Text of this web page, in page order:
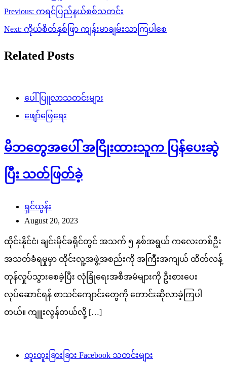
Post
navigation
Previous: ကရင်ပြည်နယ်စစ်သတင်း
Next: ကိုယ်စိတ်နှစ်ဖြာ ကျန်းမာချမ်းသာကြပါစေ
Related Posts
ပေါ်ပြူလာသတင်းများ
ဖျော်ဖြေရေး
မိဘတွေအပေါ် အငြိုးထားသူက ပြန်ပေးဆွဲ
ပြီး သတ်ဖြတ်ခဲ့
ရှင်ယွန်း
August 20, 2023
ထိုင်းနိုင်ငံ၊ ချင်းမိုင်ခရိုင်တွင် အသက် ၅ နှစ်အရွယ် ကလေးတစ်ဦး
အသတ်ခံရမှုမှာ ထိုင်းလူ့အဖွဲ့အစည်းကို အကြီးအကျယ် ထိတ်လန့်
တုန်လှုပ်သွားစေခဲ့ပြီး လုံခြုံရေးအစီအမံများကို ဦးစားပေး
လုပ်ဆောင်ရန် စာသင်ကျောင်းတွေကို တောင်းဆိုလာခဲ့ကြပါ
တယ်။ ကျူးလွန်တယ်လို့ […]
ထူးထူးခြားခြား Facebook သတင်းများ